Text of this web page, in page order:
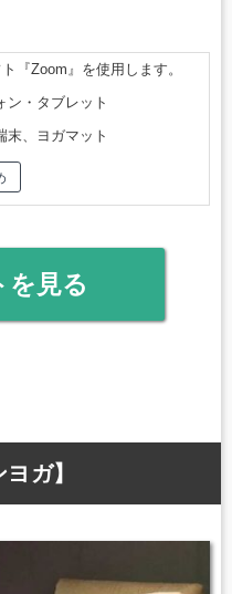
『Zoom』を使用します。
ン・タブレット
末、ヨガマット
を見る
ガ】